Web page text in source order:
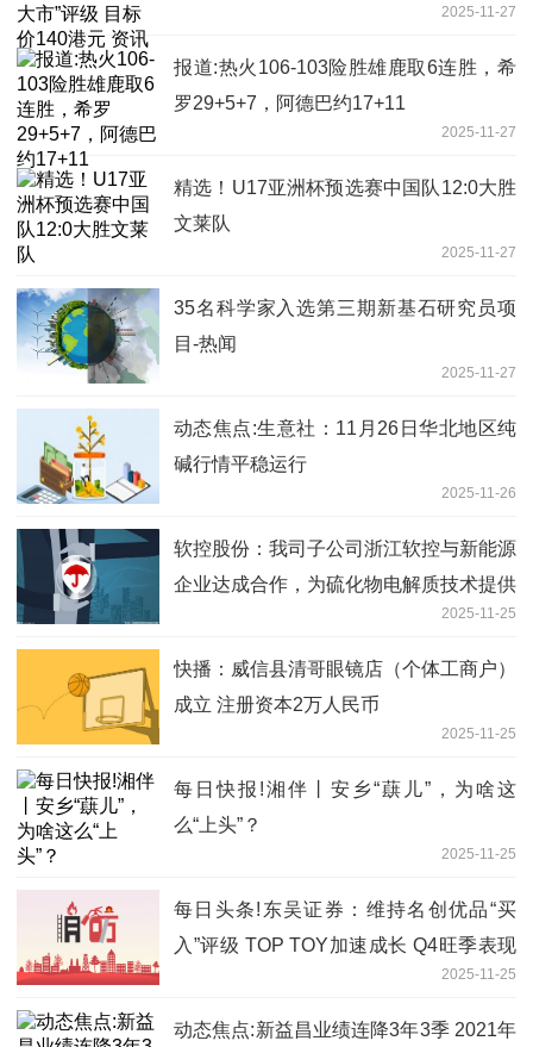
2025-11-27
报道:热火106-103险胜雄鹿取6连胜，希
罗29+5+7，阿德巴约17+11
2025-11-27
精选！U17亚洲杯预选赛中国队12:0大胜
文莱队
2025-11-27
35名科学家入选第三期新基石研究员项
目-热闻
2025-11-27
动态焦点:生意社：11月26日华北地区纯
碱行情平稳运行
2025-11-26
软控股份：我司子公司浙江软控与新能源
企业达成合作，为硫化物电解质技术提供
整线解决方案，项目正在正常推进中|每
日观察
2025-11-25
快播：威信县清哥眼镜店（个体工商户）
成立 注册资本2万人民币
2025-11-25
每日快报!湘伴丨安乡“蕻儿”，为啥这
么“上头”？
2025-11-25
每日头条!东吴证券：维持名创优品“买
入”评级 TOP TOY加速成长 Q4旺季表现
2025-11-25
动态焦点:新益昌业绩连降3年3季 2021年